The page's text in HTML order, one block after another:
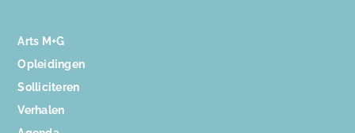
Arts M+G
Opleidingen
Solliciteren
Verhalen